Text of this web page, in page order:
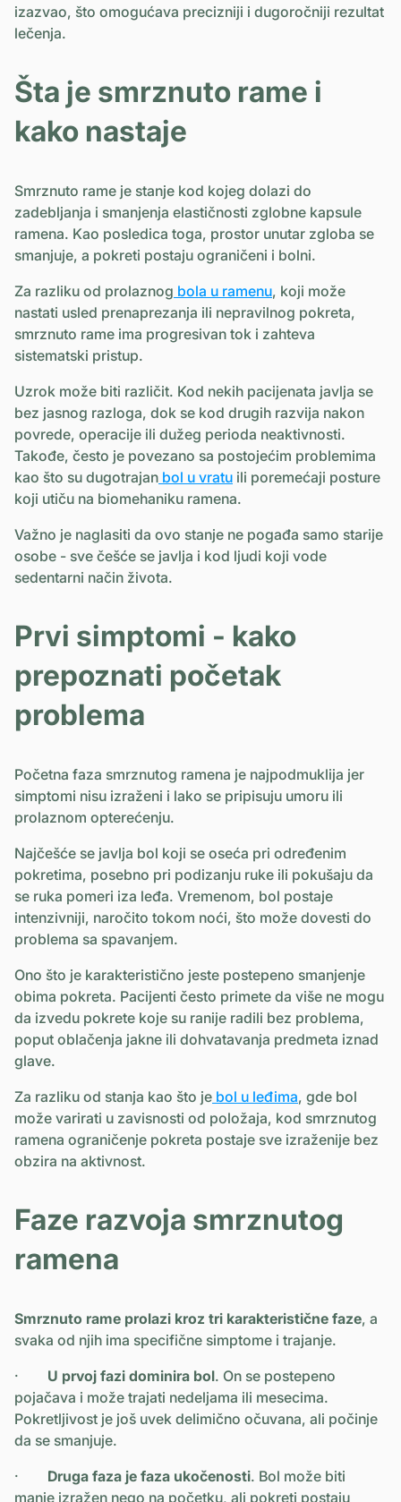
izazvao, što omogućava precizniji i dugoročniji rezultat
lečenja.
Šta je smrznuto rame i
kako nastaje
Smrznuto rame je stanje kod kojeg dolazi do
zadebljanja i smanjenja elastičnosti zglobne kapsule
ramena. Kao posledica toga, prostor unutar zgloba se
smanjuje, a pokreti postaju ograničeni i bolni.
Za razliku od prolaznog bola u ramenu, koji može
nastati usled prenaprezanja ili nepravilnog pokreta,
smrznuto rame ima progresivan tok i zahteva
sistematski pristup.
Uzrok može biti različit. Kod nekih pacijenata javlja se
bez jasnog razloga, dok se kod drugih razvija nakon
povrede, operacije ili dužeg perioda neaktivnosti.
Takođe, često je povezano sa postojećim problemima
kao što su dugotrajan bol u vratu ili poremećaji posture
koji utiču na biomehaniku ramena.
Važno je naglasiti da ovo stanje ne pogađa samo starije
osobe - sve češće se javlja i kod ljudi koji vode
sedentarni način života.
Prvi simptomi - kako
prepoznati početak
problema
Početna faza smrznutog ramena je najpodmuklija jer
simptomi nisu izraženi i lako se pripisuju umoru ili
prolaznom opterećenju.
Najčešće se javlja bol koji se oseća pri određenim
pokretima, posebno pri podizanju ruke ili pokušaju da
se ruka pomeri iza leđa. Vremenom, bol postaje
intenzivniji, naročito tokom noći, što može dovesti do
problema sa spavanjem.
Ono što je karakteristično jeste postepeno smanjenje
obima pokreta. Pacijenti često primete da više ne mogu
da izvedu pokrete koje su ranije radili bez problema,
poput oblačenja jakne ili dohvatavanja predmeta iznad
glave.
Za razliku od stanja kao što je bol u leđima, gde bol
može varirati u zavisnosti od položaja, kod smrznutog
ramena ograničenje pokreta postaje sve izraženije bez
obzira na aktivnost.
Faze razvoja smrznutog
ramena
Smrznuto rame prolazi kroz tri karakteristične faze, a
svaka od njih ima specifične simptome i trajanje.
· U prvoj fazi dominira bol. On se postepeno
pojačava i može trajati nedeljama ili mesecima.
Pokretljivost je još uvek delimično očuvana, ali počinje
da se smanjuje.
· Druga faza je faza ukočenosti. Bol može biti
manje izražen nego na početku, ali pokreti postaju